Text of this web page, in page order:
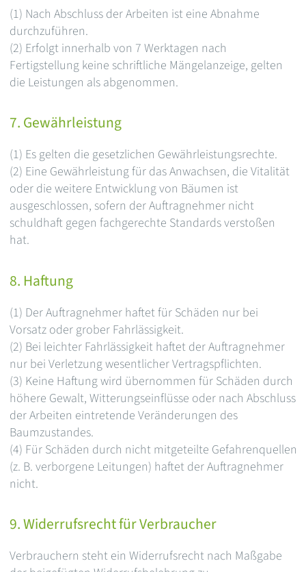
(1) Nach Abschluss der Arbeiten ist eine Abnahme
durchzuführen.
(2) Erfolgt innerhalb von 7 Werktagen nach
Fertigstellung keine schriftliche Mängelanzeige, gelten
die Leistungen als abgenommen.
7. Gewährleistung
(1) Es gelten die gesetzlichen Gewährleistungsrechte.
(2) Eine Gewährleistung für das Anwachsen, die Vitalität
oder die weitere Entwicklung von Bäumen ist
ausgeschlossen, sofern der Auftragnehmer nicht
schuldhaft gegen fachgerechte Standards verstoßen
hat.
8. Haftung
(1) Der Auftragnehmer haftet für Schäden nur bei
Vorsatz oder grober Fahrlässigkeit.
(2) Bei leichter Fahrlässigkeit haftet der Auftragnehmer
nur bei Verletzung wesentlicher Vertragspflichten.
(3) Keine Haftung wird übernommen für Schäden durch
höhere Gewalt, Witterungseinflüsse oder nach Abschluss
der Arbeiten eintretende Veränderungen des
Baumzustandes.
(4) Für Schäden durch nicht mitgeteilte Gefahrenquellen
(z. B. verborgene Leitungen) haftet der Auftragnehmer
nicht.
9. Widerrufsrecht für Verbraucher
Verbrauchern steht ein Widerrufsrecht nach Maßgabe